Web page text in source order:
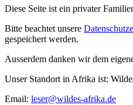
Diese Seite ist ein privater
Bitte beachtet unsere
gespeichert werden.
Ausserdem danken wir dem
Unser Standort in Afrika ist:
Email: leser@wildes-afrika.de